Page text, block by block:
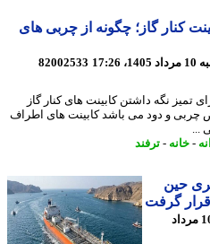
کنار گاز؛ چگونه از چربی های
82002533
نگه داشتن کابینت های کنار گاز
و دود می باشد کابینت های اطراف
خانه -ترفند
گرفت
10 مرداد